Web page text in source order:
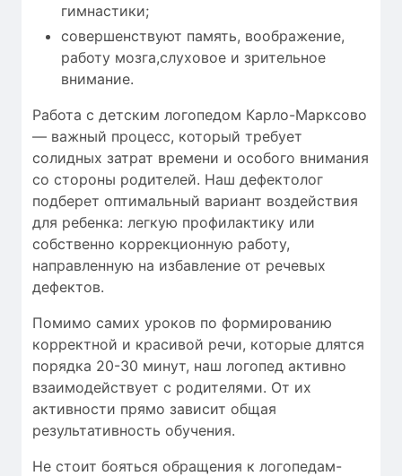
гимнастики;
совершенствуют память, воображение,
работу мозга,слуховое и зрительное
внимание.
Работа с детским логопедом Карло-Марксово
— важный процесс, который требует
солидных затрат времени и особого внимания
со стороны родителей. Наш дефектолог
подберет оптимальный вариант воздействия
для ребенка: легкую профилактику или
собственно коррекционную работу,
направленную на избавление от речевых
дефектов.
Помимо самих уроков по формированию
корректной и красивой речи, которые длятся
порядка 20-30 минут, наш логопед активно
взаимодействует с родителями. От их
активности прямо зависит общая
результативность обучения.
Не стоит бояться обращения к логопедам-